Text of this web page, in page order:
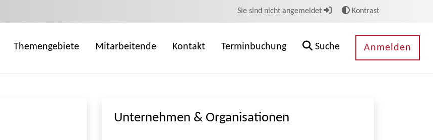
Sie sind nicht angemeldet Kontrast
Themengebiete Mitarbeitende Kontakt Terminbuchung Suche Anmelden
Unternehmen & Organisationen